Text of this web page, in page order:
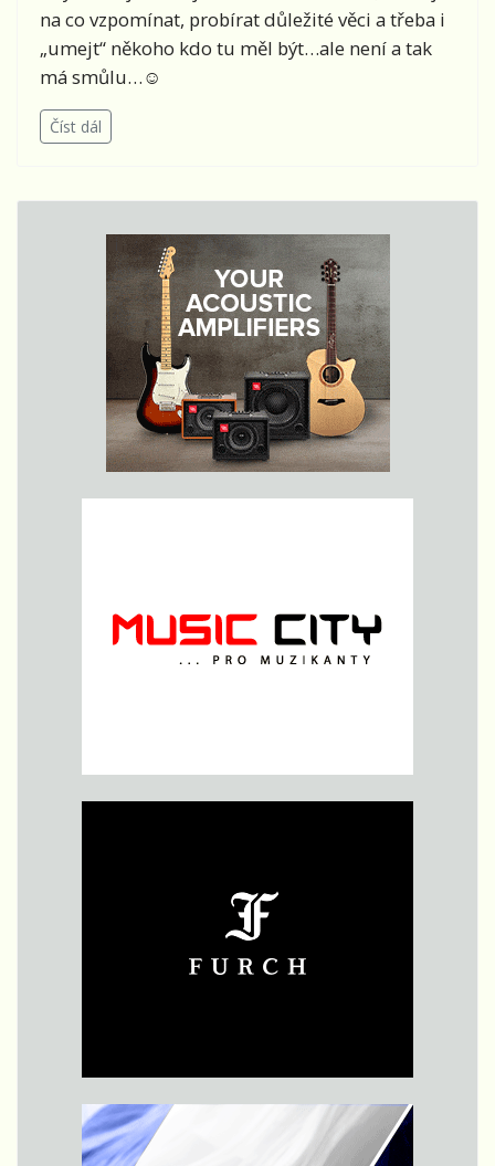
na co vzpomínat, probírat důležité věci a třeba i
„umejt“ někoho kdo tu měl být…ale není a tak
má smůlu…☺
Číst dál